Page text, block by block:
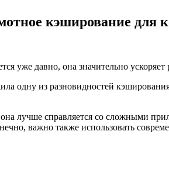
кэширование для
уже давно, она значительно ускоряет
одну из разновидностей
лучше справляется со сложными
важно также использовать